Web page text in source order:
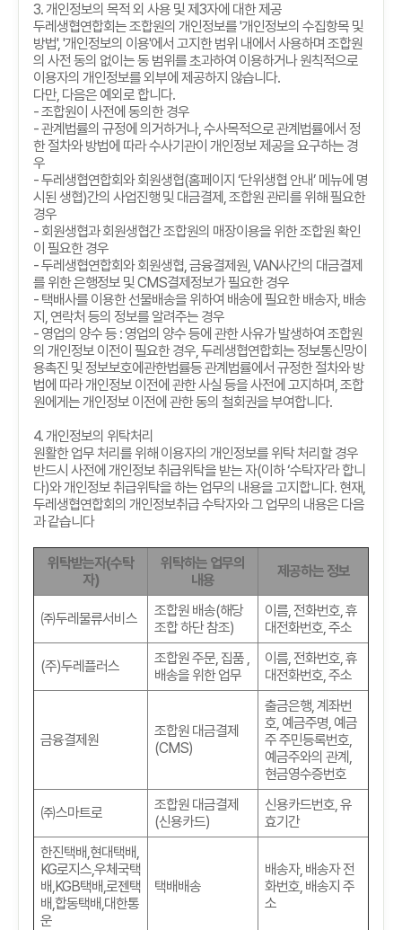
3.개인정보의 목적 외 사용 및 제3자에 대한 제공
두레생협연합회는 조합원의 개인정보를'개인정보의 수집항목 및
방법', '개인정보의 이용'에서 고지한 범위 내에서 사용하며 조합원
의 사전 동의 없이는 동 범위를 초과하여 이용하거나 원칙적으로
이용자의 개인정보를 외부에 제공하지 않습니다.
다만, 다음은 예외로 합니다.
-조합원이 사전에 동의한 경우
-관계법률의 규정에 의거하거나,수사목적으로 관계법률에서 정
한 절차와 방법에 따라 수사기관이 개인정보 제공을 요구하는 경
우
-두레생협연합회와 회원생협(홈페이지 ‘단위생협 안내’ 메뉴에 명
시된 생협)간의 사업진행 및 대금결제 ,조합원 관리를 위해 필요한
경우
- 회원생협과 회원생협간 조합원의 매장이용을 위한 조합원 확인
이 필요한 경우
-두레생협연합회와 회원생협,금융결제원, VAN사간의 대금결제
를 위한 은행정보 및CMS결제정보가 필요한 경우
- 택배사를 이용한 선물배송을 위하여 배송에 필요한 배송자, 배송
지 , 연락처 등의 정보를 알려주는 경우
- 영업의 양수 등 : 영업의 양수 등에 관한 사유가 발생하여 조합원
의 개인정보 이전이 필요한 경우,두레생협연합회는 정보통신망이
용촉진 및 정보보호에관한법률등 관계법률에서 규정한 절차와 방
법에 따라 개인정보 이전에 관한 사실 등을 사전에 고지하며,조합
원에게는 개인정보 이전에 관한 동의 철회권을 부여합니다.
4.개인정보의 위탁처리
원활한 업무 처리를 위해 이용자의 개인정보를 위탁 처리할 경우
반드시 사전에 개인정보 취급위탁을 받는 자(이하‘수탁자’라 합니
다)와 개인정보 취급위탁을 하는 업무의 내용을 고지합니다. 현재,
두레생협연합회의 개인정보취급 수탁자와 그 업무의 내용은 다음
과 같습니다
위탁받는자(수탁
자)
위탁하는 업무의
내용
제공하는 정보
㈜두레물류서비스 조합원 배송(해당
조합 하단 참조)
이름, 전화번호,휴
대전화번호,주소
(주)두레플러스 조합원 주문, 집품 ,
배송을 위한 업무
이름, 전화번호,휴
대전화번호,주소
금융결제원
조합원 대금결제
(CMS)
출금은행,계좌번
호, 예금주명, 예금
주 주민등록번호,
예금주와의 관계 ,
현금영수증번호
㈜스마트로
조합원 대금결제
(신용카드)
신용카드번호,유
효기간
한진택배,현대택배,
KG로지스,우체국택
배,KGB택배,로젠택
배,합동택배,대한통
운
택배배송
배송자, 배송자 전
화번호, 배송지 주
소